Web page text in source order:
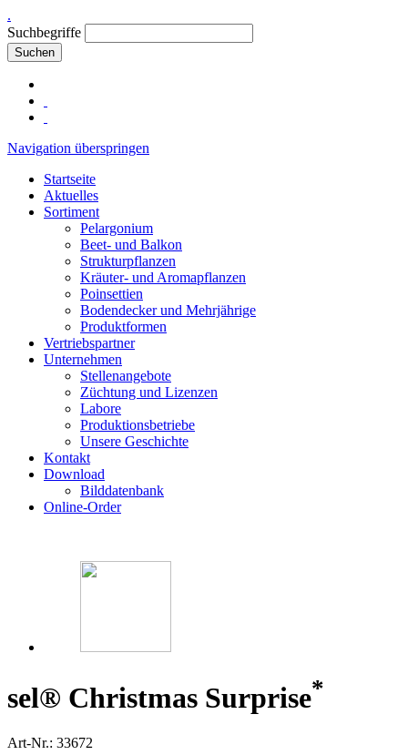
.
Suchbegriffe
Suchen
Navigation überspringen
Startseite
Aktuelles
Sortiment
Pelargonium
Beet- und Balkon
Strukturpflanzen
Kräuter- und Aromapflanzen
Poinsettien
Bodendecker und Mehrjährige
Produktformen
Vertriebspartner
Unternehmen
Stellenangebote
Züchtung und Lizenzen
Labore
Produktionsbetriebe
Unsere Geschichte
Kontakt
Download
Bilddatenbank
Online-Order
sel® Christmas Surprise*
Art-Nr.: 33672